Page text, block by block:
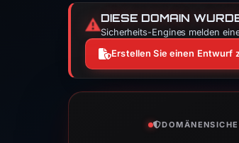
⚠️DIESE DOMAIN
Sicherheits-Engines melden
Erstellen Sie einen Entwurf